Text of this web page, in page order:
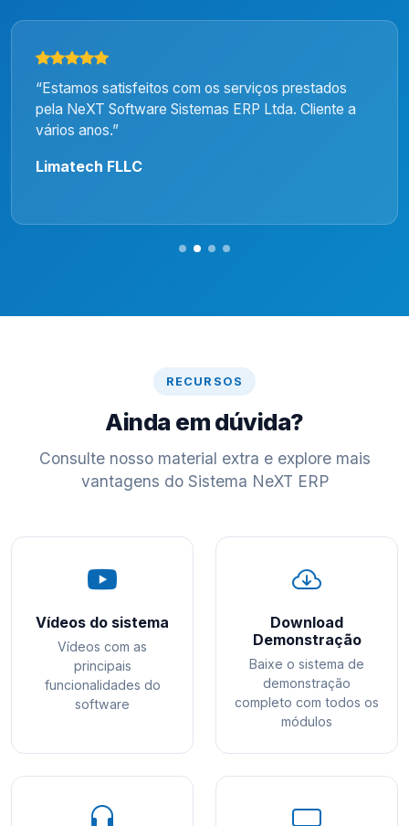
“Estamos satisfeitos com os serviços prestados
pela NeXT Software Sistemas ERP Ltda. Cliente a
vários anos.”
Limatech FLLC
RECURSOS
Ainda em dúvida?
Consulte nosso material extra e explore mais
vantagens do Sistema NeXT ERP
Vídeos do sistema
Vídeos com as
principais
funcionalidades do
software
Download
Demonstração
Baixe o sistema de
demonstração
completo com todos os
módulos